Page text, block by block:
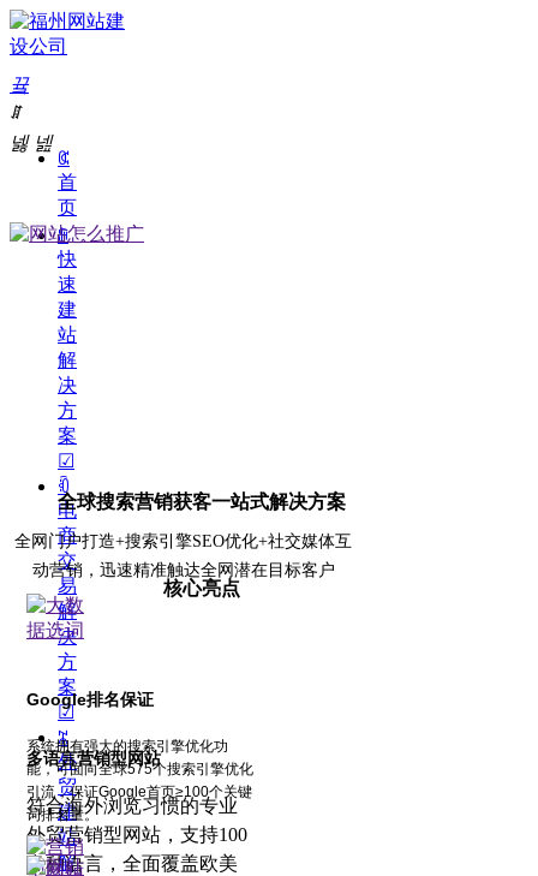
끀
ꁲ
ꀇ
首
页
ꁶ
快
速
建
站
解
决
方
案
☑
ꂆ
电
商
交
易
解
决
方
案
☑
ꄓ
外
贸
建
站
解
넳 넲
全球搜索营销获客一站式解决方案
全网门户打造+搜索引擎SEO优化+社交媒体互
动营销，迅速精准触达全网潜在目标客户
核心亮点
Google排名保证
系统拥有强大的搜索引擎优化功
能，可面向全球575个搜索引擎优化
引流，保证Google首页≥100个关键
词排名量。
多语言营销型网站
符合海外浏览习惯的专业
外贸营销型网站，支持100
多种语言，全面覆盖欧美